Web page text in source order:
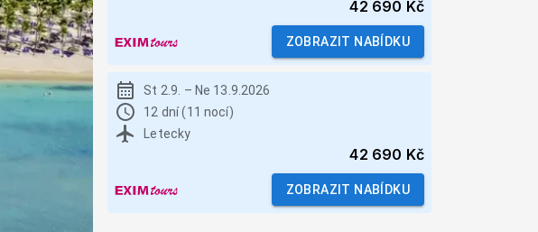
42 690 Kč
ZOBRAZIT NABÍDKU
St 2.9. – Ne 13.9.2026
12 dní (11 nocí)
Letecky
42 690 Kč
ZOBRAZIT NABÍDKU